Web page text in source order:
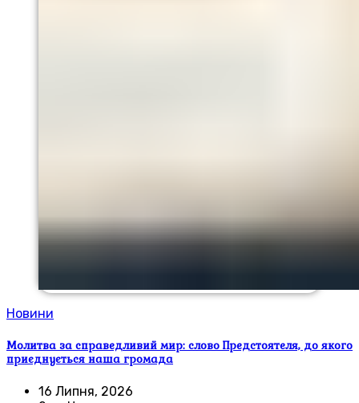
Новини
Молитва за справедливий мир: слово Предстоятеля, до якого
приєднується наша громада
16 Липня, 2026